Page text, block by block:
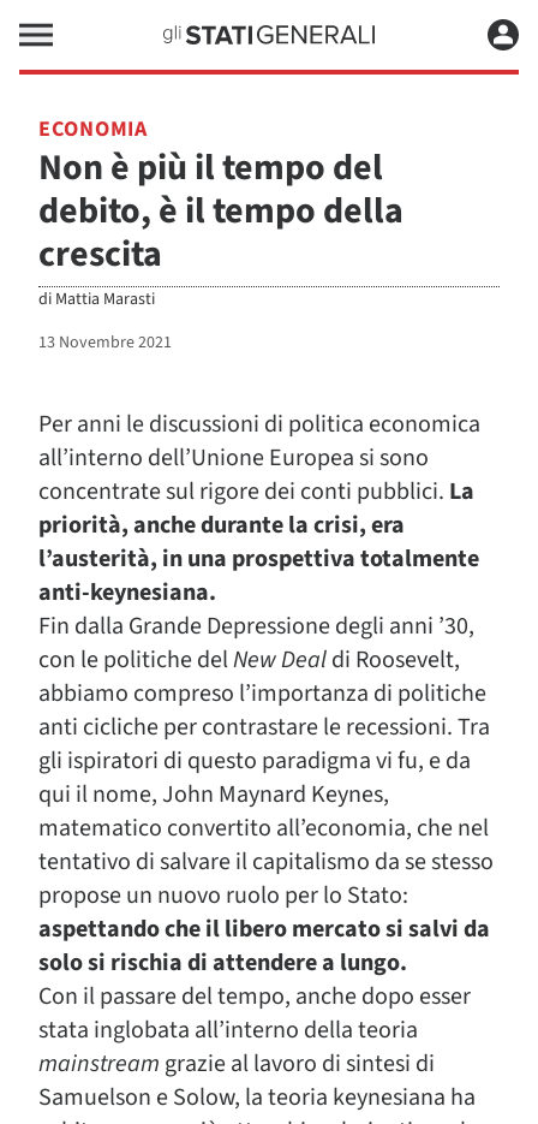
ECONOMIA
Non è più il tempo del
debito, è il tempo della
crescita
di Mattia Marasti
13 Novembre 2021
Per anni le discussioni di politica economica
all’interno dell’Unione Europea si sono
concentrate sul rigore dei conti pubblici. La
priorità, anche durante la crisi, era
l’austerità, in una prospettiva totalmente
anti-keynesiana.
Fin dalla Grande Depressione degli anni ’30,
con le politiche delNew Dealdi Roosevelt,
abbiamo compreso l’importanza di politiche
anti cicliche per contrastare le recessioni. Tra
gli ispiratori di questo paradigma vi fu, e da
qui il nome, John Maynard Keynes,
matematico convertito all’economia, che nel
tentativo di salvare il capitalismo da se stesso
propose un nuovo ruolo per lo Stato:
aspettando che il libero mercato si salvi da
solo si rischia di attendere a lungo.
Con il passare del tempo, anche dopo esser
stata inglobata all’interno della teoria
mainstream grazie al lavoro di sintesi di
Samuelson e Solow, la teoria keynesiana ha